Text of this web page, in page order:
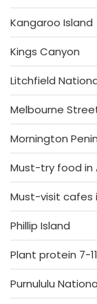
Kangaroo Island
Kings Canyon
Litchfield
Melbourne
Mornington
Must-try food in
Must-visit cafes
Phillip Island
Plant protein 7-11
Purnululu